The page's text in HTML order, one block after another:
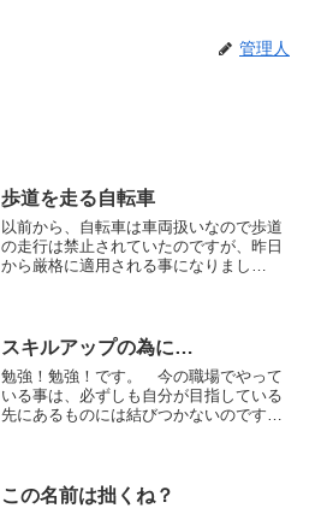
管理人
歩道を走る自転車
以前から、自転車は車両扱いなので歩道
の走行は禁止されていたのですが、昨日
から厳格に適用される事になりまし
なりました。が！相変わらず、殆...
スキルアップの為に…
勉強！勉強！です。 今の職場でやって
いる事は、必ずしも自分が目指している
先にあるものには結びつかないのです
今の職場での仕事をこなして...
この名前は拙くね？